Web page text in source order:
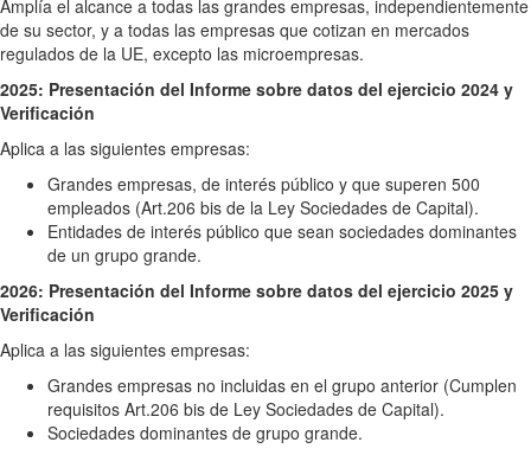
Amplía el alcance a todas las grandes empresas, independientemente
de su sector, y a todas las empresas que cotizan en mercados
regulados de la UE, excepto las microempresas.
2025: Presentación del Informe sobre datos del ejercicio 2024 y
Verificación
Aplica a las siguientes empresas:
Grandes empresas, de interés público y que superen 500
empleados (Art.206 bis de la Ley Sociedades de Capital).
Entidades de interés público que sean sociedades dominantes
de un grupo grande.
2026: Presentación del Informe sobre datos del ejercicio 2025 y
Verificación
Aplica a las siguientes empresas:
Grandes empresas no incluidas en el grupo anterior (Cumplen
requisitos Art.206 bis de Ley Sociedades de Capital).
Sociedades dominantes de grupo grande.